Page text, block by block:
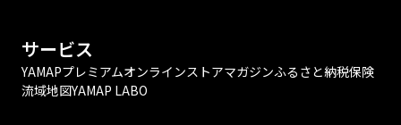
サービス
YAMAPプレミアムオンラインストアマガジンふるさと納税保険
流域地図YAMAP LABO